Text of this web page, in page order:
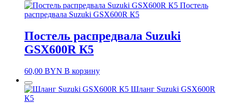
Постель
распредвала Suzuki GSX600R К5
Постель распредвала Suzuki
GSX600R К5
60,00 BYN В корзину
Шланг Suzuki GSX600R
К5